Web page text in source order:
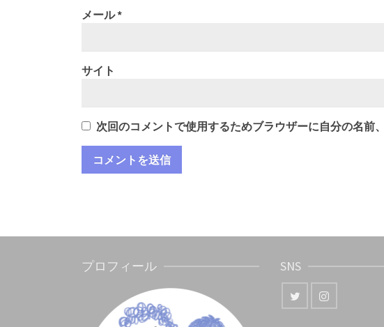
メール*
サイト
次回のコメントで使用するためブラウザーに自分の名前
プロフィール SNS